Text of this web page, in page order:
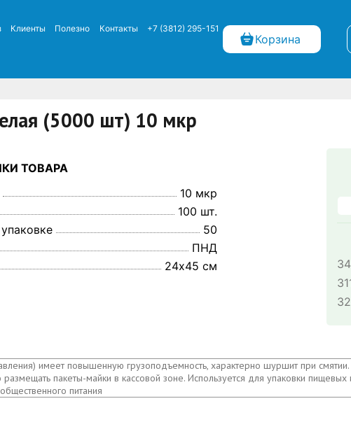
Клиенты Полезно Контакты +7 (3812) 295-151
Корзина
(5000 шт) 10 мкр
ТОВАРА
10 мкр
100 шт.
50
ПНД
24х45 см
имеет повышенную грузоподъемность, характерно шуршит при
пакеты-майки в кассовой зоне. Используется для упаковки
питания